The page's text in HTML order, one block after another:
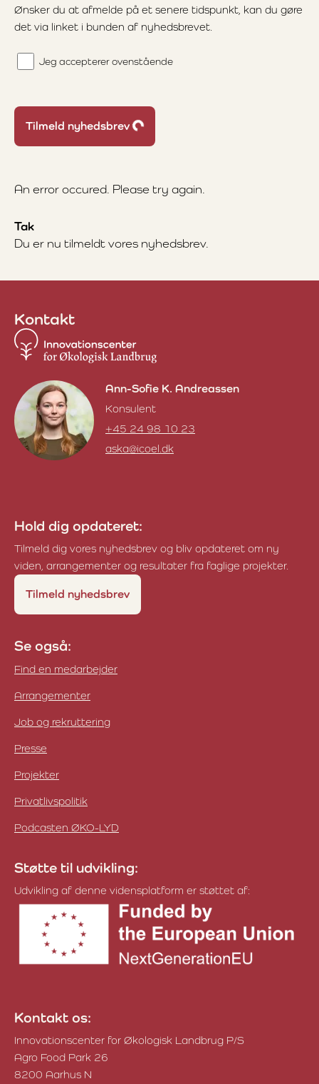
Ønsker du at afmelde på et senere tidspunkt, kan du gøre
det via linket i bunden af nyhedsbrevet.
Jeg accepterer ovenstående
Tilmeld nyhedsbrev
Loading...
An error occured. Please try again.
Tak
Du er nu tilmeldt vores nyhedsbrev.
Kontakt
Ann-Sofie K. Andreassen
Konsulent
+45 24 98 10 23
aska@icoel.dk
Hold dig opdateret:
Tilmeld dig vores nyhedsbrev og bliv opdateret om ny
viden, arrangementer og resultater fra faglige projekter.
Tilmeld nyhedsbrev
Se også:
Find en medarbejder
Arrangementer
Job og rekruttering
Presse
Projekter
Privatlivspolitik
Podcasten ØKO-LYD
Støtte til udvikling:
Udvikling af denne vidensplatform er støttet af:
Kontakt os:
Innovationscenter for Økologisk Landbrug P/S
Agro Food Park 26
8200 Aarhus N